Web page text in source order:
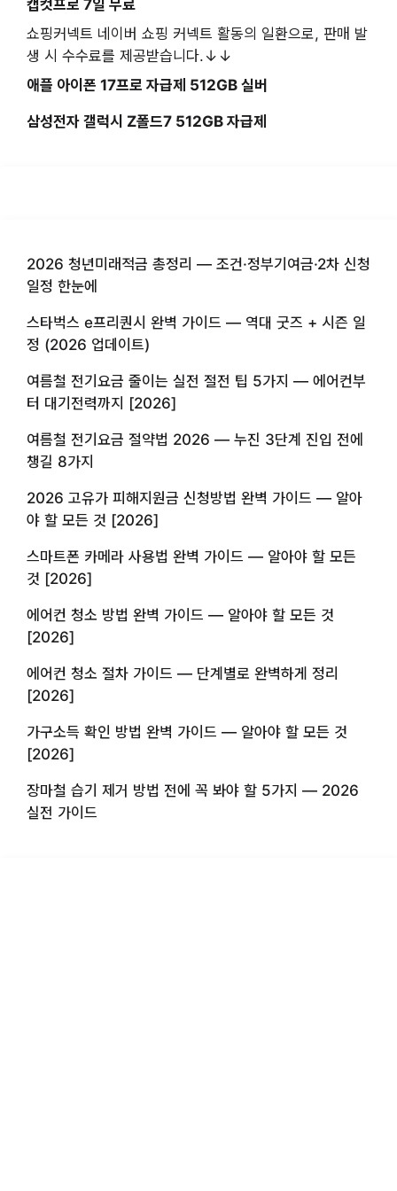
캡컷프로 7일 무료
쇼핑커넥트 네이버 쇼핑 커넥트 활동의 일환으로, 판매 발
생 시 수수료를 제공받습니다.↓↓
애플 아이폰 17프로 자급제 512GB 실버
삼성전자 갤럭시 Z폴드7 512GB 자급제
2026 청년미래적금 총정리 — 조건·정부기여금·2차 신청
일정 한눈에
스타벅스 e프리퀀시 완벽 가이드 — 역대 굿즈 + 시즌 일
정 (2026 업데이트)
여름철 전기요금 줄이는 실전 절전 팁 5가지 — 에어컨부
터 대기전력까지 [2026]
여름철 전기요금 절약법 2026 — 누진 3단계 진입 전에
챙길 8가지
2026 고유가 피해지원금 신청방법 완벽 가이드 — 알아
야 할 모든 것 [2026]
스마트폰 카메라 사용법 완벽 가이드 — 알아야 할 모든
것 [2026]
에어컨 청소 방법 완벽 가이드 — 알아야 할 모든 것
[2026]
에어컨 청소 절차 가이드 — 단계별로 완벽하게 정리
[2026]
가구소득 확인 방법 완벽 가이드 — 알아야 할 모든 것
[2026]
장마철 습기 제거 방법 전에 꼭 봐야 할 5가지 — 2026
실전 가이드